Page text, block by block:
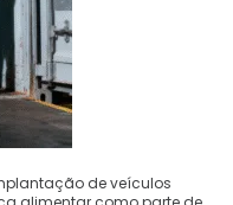
de veículos